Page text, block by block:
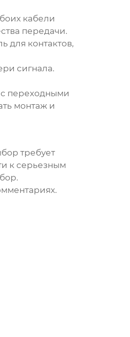
кабели
передачи.
для контактов,
сигнала.
переходными
монтаж и
требует
к серьезным